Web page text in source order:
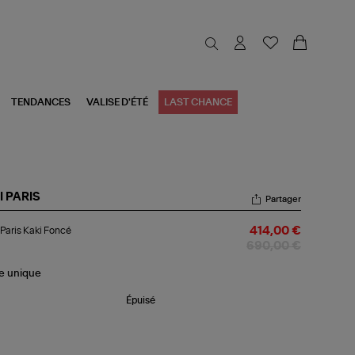
TENDANCES VALISE D'ÉTÉ LAST CHANCE
PARIS Partager
Kaki Foncé 414,00 €
unique
Épuisé